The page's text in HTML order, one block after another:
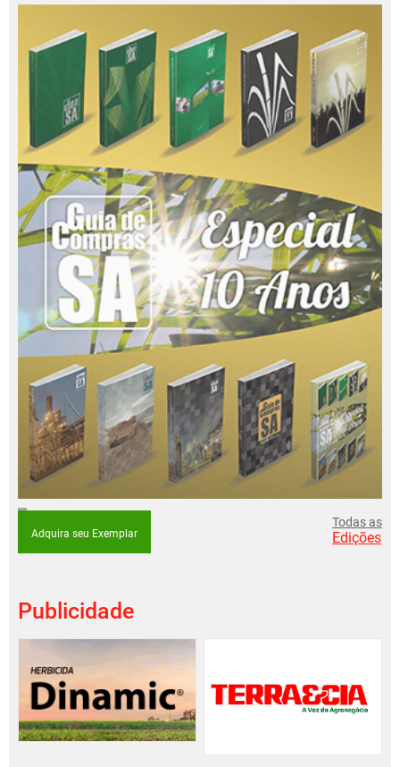
Adquira seu Exemplar
Todas as
Edições
Publicidade